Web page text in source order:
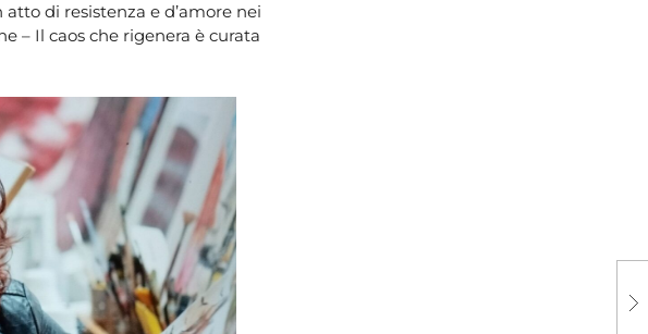
di resistenza e d’amore nei
– Il caos che rigenera è curata